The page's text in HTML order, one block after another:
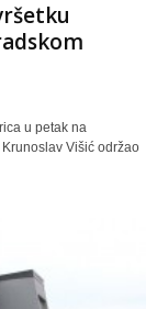
u petak na
Višić održao